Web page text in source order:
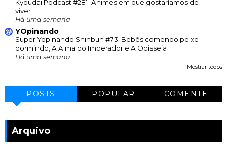
Kyoudai Podcast #281: Animes em que gostaríamos de
viver
Há uma semana
YOpinando
Super Yopinando Shinbun #73: Bebês comendo peixe
dormindo, A Alma do Imperador e A Odisseia
Há uma semana
Mostrar todos
POSTS POPULAR COMENTE
Arquivo